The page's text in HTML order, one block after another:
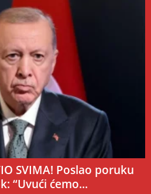
SVIMA! Poslao poruku
“Uvući ćemo...